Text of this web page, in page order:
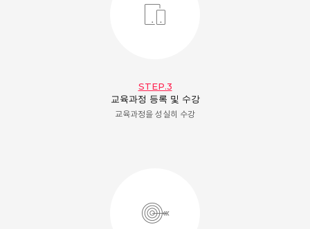
STEP.3
교육과정 등록 및 수강
교육과정을 성실히 수강